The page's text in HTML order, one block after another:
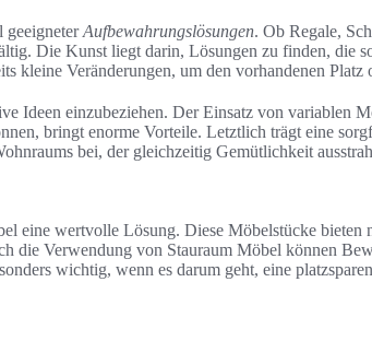
geeigneterAufbewahrungslösungen. Ob Regale,
Die Kunst liegt darin, Lösungen zu finden, die
kleine Veränderungen, um den vorhandenen Platz
Ideen einzubeziehen. Der Einsatz von variablen
bringt enorme Vorteile. Letztlich trägt eine
bei, der gleichzeitig Gemütlichkeit
eine wertvolle Lösung. Diese Möbelstücke bieten
die Verwendung von Stauraum Möbel können
wichtig, wenn es darum geht, eine